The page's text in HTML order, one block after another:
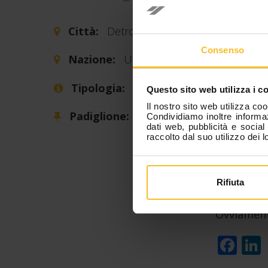
Consenso
Questo sito web utilizza i
Il nostro sito web utilizza
Condividiamo inoltre
dati web, pubblicità e
raccolto dal suo utilizzo dei
Rifiuta
Città:
Detroit
Nazione:
USA
Tipologia:
Fiera
Padiglione:
Detroit,
tutti gli
I colleghi
materiali
anche
filiera